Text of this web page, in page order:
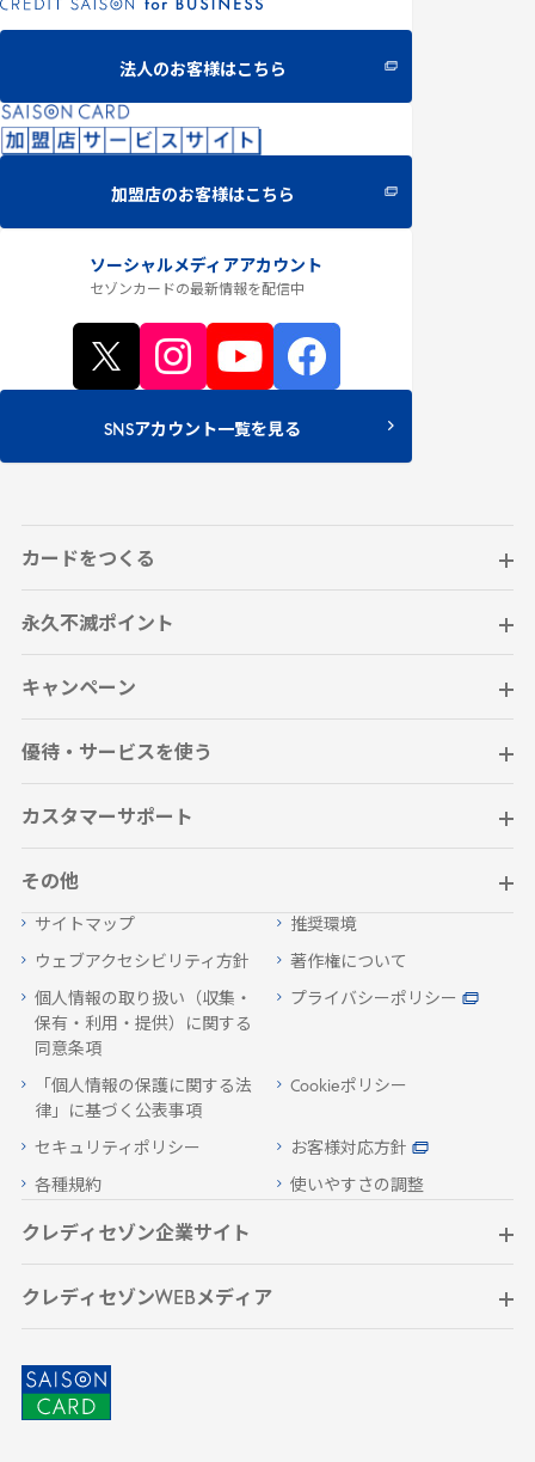
法人のお客様はこちら
加盟店のお客様はこちら
ソーシャルメディアアカウント
セゾンカードの最新情報を配信中
SNSアカウント一覧を見る
カードをつくる
永久不滅ポイント
キャンペーン
優待・サービスを使う
カスタマーサポート
その他
サイトマップ 推奨環境
ウェブアクセシビリティ方針 著作権について
個人情報の取り扱い（収集・
保有・利用・提供）に関する
同意条項
プライバシーポリシー
「個人情報の保護に関する法
律」に基づく公表事項
Cookieポリシー
セキュリティポリシー お客様対応方針
各種規約 使いやすさの調整
クレディセゾン企業サイト
クレディセゾンWEBメディア